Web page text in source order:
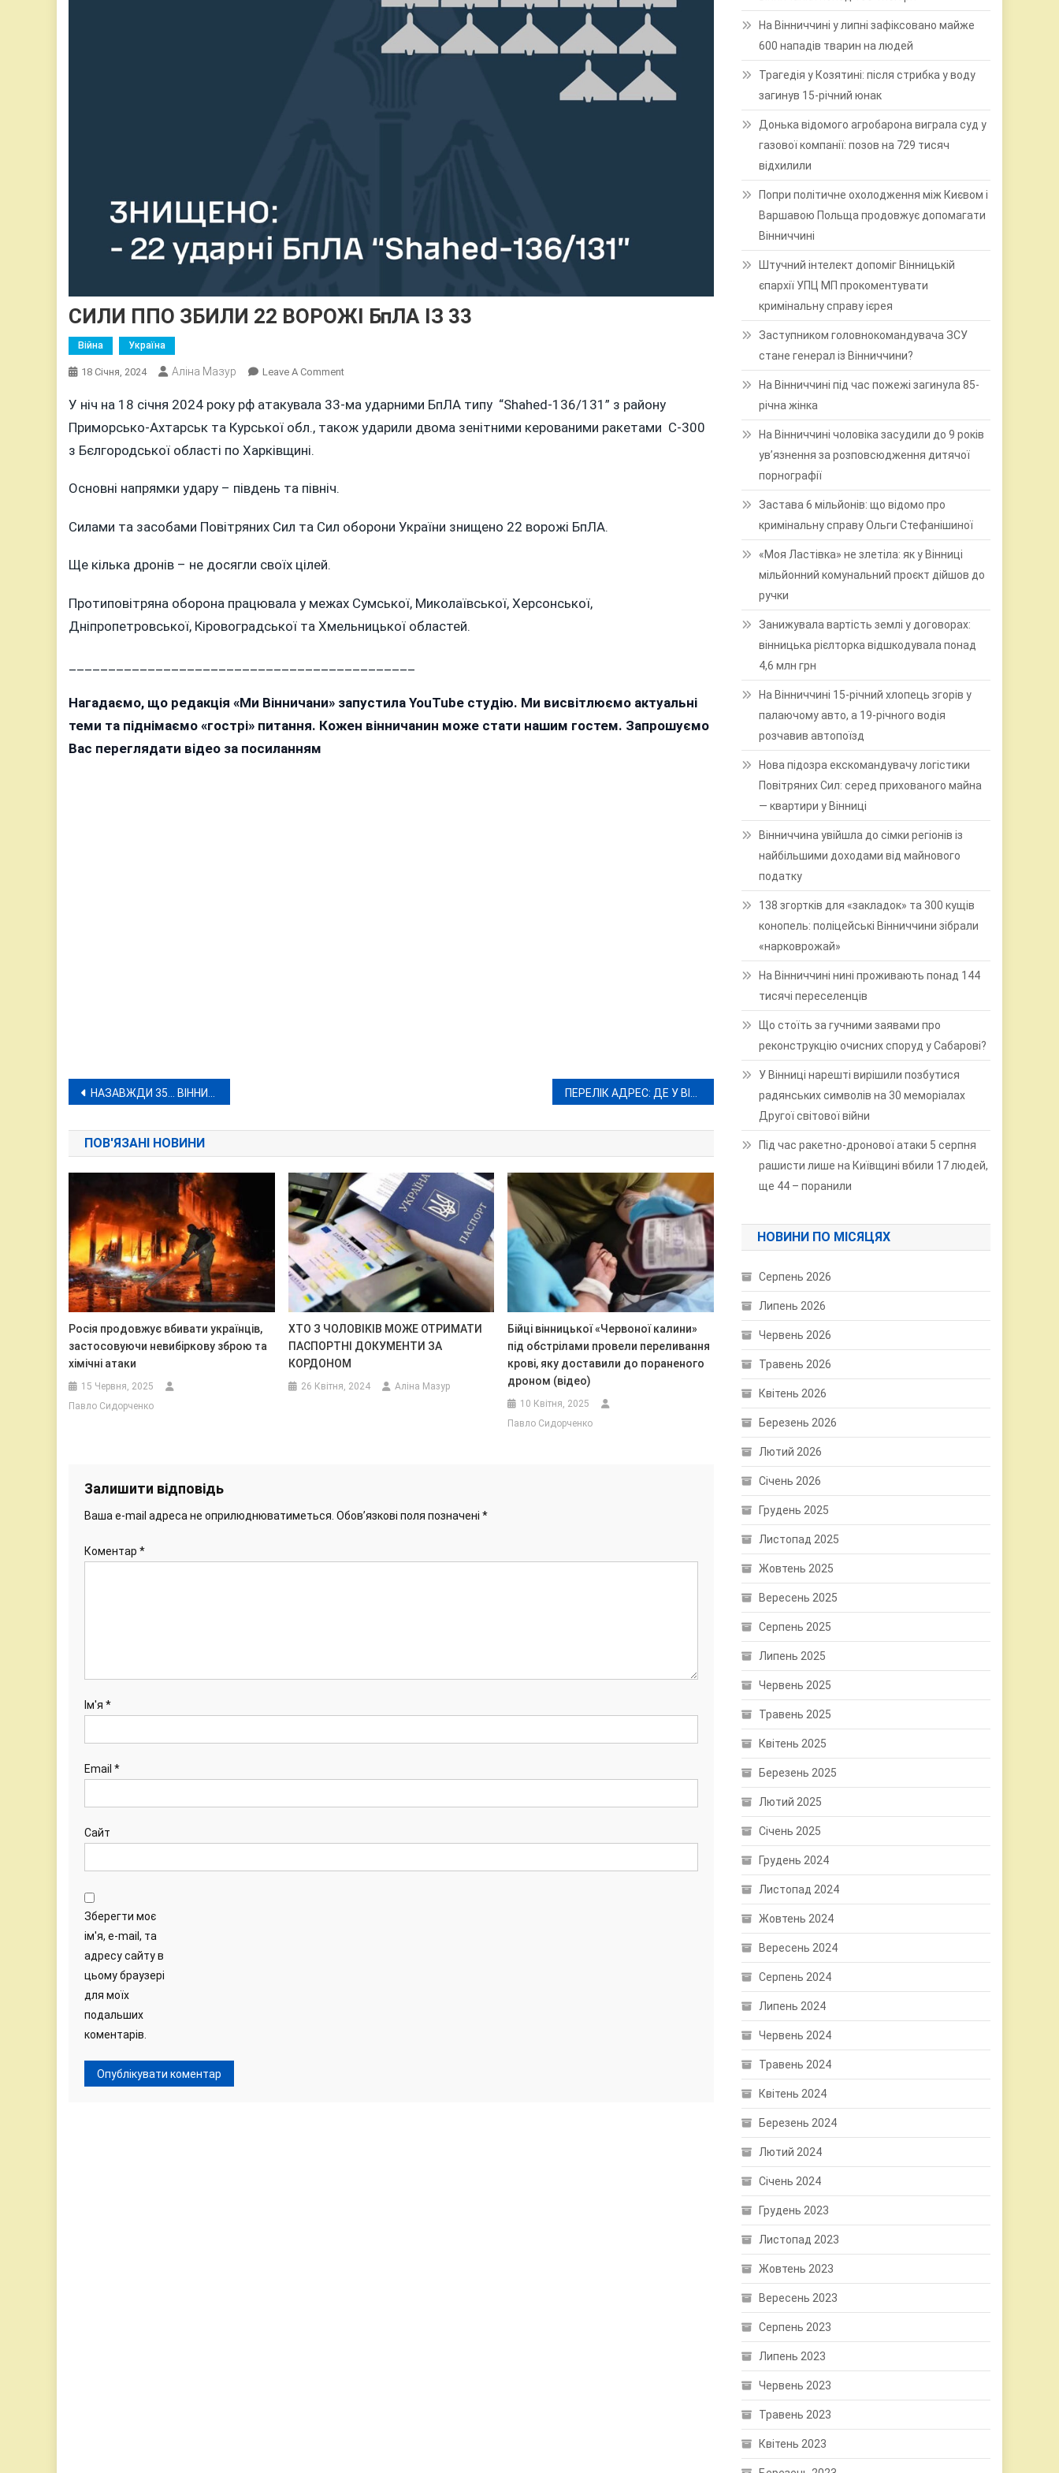
СИЛИ ППО ЗБИЛИ 22 ВОРОЖІ БпЛА ІЗ 33
Війна Україна
18 Січня, 2024 Аліна Мазур Leave A CommentOn
ППО
ЗБИЛИ
У ніч на 18 січня 2024 року рф атакувала 33-ма ударними БпЛА типу “Shahed-136/131” з району
Приморсько-Ахтарськ та Курської обл., також ударили двома зенітними керованими ракетами С-300
з Бєлгородської області по Харківщині.
Основні напрямки удару – південь та північ.
Силами та засобами Повітряних Сил та Сил оборони України знищено 22 ворожі БпЛА.
Ще кілька дронів – не досягли своїх цілей.
Протиповітряна оборона працювала у межах Сумської, Миколаївської, Херсонської,
Дніпропетровської, Кіровоградської та Хмельницької областей.
Нагадаємо, що редакція «Ми Вінничани» запустила YouTube студію. Ми висвітлюємо актуальні
теми та піднімаємо «гострі» питання. Кожен вінничанин може стати нашим гостем. Запрошуємо
Вас переглядати відео за посиланням
Навігація
записів
НАЗАВЖДИ 35… ВІННИЦЯ СЬОГОДНІ ПРОЩАЄТЬСЯ ІЗ ГЕРОЄМ-ЗАХИСНИКОМ ВАДИМОМ ЧЕРНИЦЬКИМ
ПОВ'ЯЗАНІ НОВИНИ
Росія продовжує вбивати українців,
застосовуючи невибіркову зброю та
хімічні атаки
15 Червня, 2025
Павло Сидорченко
ХТО З ЧОЛОВІКІВ МОЖЕ ОТРИМАТИ
ПАСПОРТНІ ДОКУМЕНТИ ЗА
КОРДОНОМ
26 Квітня, 2024 Аліна Мазур
Бійці вінницької «Червоної калини»
під обстрілами провели переливання
крові, яку доставили до пораненого
дроном (відео)
10 Квітня, 2025
Павло Сидорченко
Залишити відповідь
Ваша e-mail адреса не оприлюднюватиметься. Обов’язкові поля позначені *
Коментар *
Ім'я *
Email *
Сайт
Зберегти моє
ім'я, e-mail, та
адресу сайту в
цьому браузері
для моїх
подальших
коментарів.
На Вінниччині у липні зафіксовано майже
600 нападів тварин на людей
Трагедія у Козятині: після стрибка у воду
загинув 15-річний юнак
Донька відомого агробарона виграла суд у
газової компанії: позов на 729 тисяч
відхилили
Попри політичне охолодження між Києвом і
Варшавою Польща продовжує допомагати
Вінниччині
Штучний інтелект допоміг Вінницькій
єпархії УПЦ МП прокоментувати
кримінальну справу ієрея
Заступником головнокомандувача ЗСУ
стане генерал із Вінниччини?
На Вінниччині під час пожежі загинула 85-
річна жінка
На Вінниччині чоловіка засудили до 9 років
ув’язнення за розповсюдження дитячої
порнографії
Застава 6 мільйонів: що відомо про
кримінальну справу Ольги Стефанішиної
«Моя Ластівка» не злетіла: як у Вінниці
мільйонний комунальний проєкт дійшов до
ручки
Занижувала вартість землі у договорах:
вінницька рієлторка відшкодувала понад
4,6 млн грн
На Вінниччині 15-річний хлопець згорів у
палаючому авто, а 19-річного водія
розчавив автопоїзд
Нова підозра екскомандувачу логістики
Повітряних Сил: серед прихованого майна
— квартири у Вінниці
Вінниччина увійшла до сімки регіонів із
найбільшими доходами від майнового
податку
138 згортків для «закладок» та 300 кущів
конопель: поліцейські Вінниччини зібрали
«нарковрожай»
На Вінниччині нині проживають понад 144
тисячі переселенців
Що стоїть за гучними заявами про
реконструкцію очисних споруд у Сабарові?
У Вінниці нарешті вирішили позбутися
радянських символів на 30 меморіалах
Другої світової війни
Під час ракетно-дронової атаки 5 серпня
рашисти лише на Київщині вбили 17 людей,
ще 44 – поранили
НОВИНИ ПО МІСЯЦЯХ
Серпень 2026
Липень 2026
Червень 2026
Травень 2026
Квітень 2026
Березень 2026
Лютий 2026
Січень 2026
Грудень 2025
Листопад 2025
Жовтень 2025
Вересень 2025
Серпень 2025
Липень 2025
Червень 2025
Травень 2025
Квітень 2025
Березень 2025
Лютий 2025
Січень 2025
Грудень 2024
Листопад 2024
Жовтень 2024
Вересень 2024
Серпень 2024
Липень 2024
Червень 2024
Травень 2024
Квітень 2024
Березень 2024
Лютий 2024
Січень 2024
Грудень 2023
Листопад 2023
Жовтень 2023
Вересень 2023
Серпень 2023
Липень 2023
Червень 2023
Травень 2023
Квітень 2023